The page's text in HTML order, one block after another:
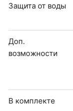
Защита от воды
Доп.
возможности
В комплекте